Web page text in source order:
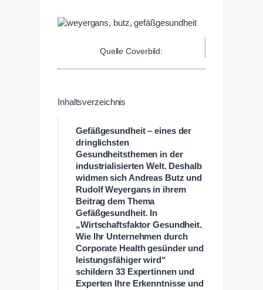
Quelle Coverbild:
Inhaltsverzeichnis
Gefäßgesundheit – eines der
dringlichsten
Gesundheitsthemen in der
industrialisierten Welt. Deshalb
widmen sich Andreas Butz und
Rudolf Weyergans in ihrem
Beitrag dem Thema
Gefäßgesundheit. In
„Wirtschaftsfaktor Gesundheit.
Wie Ihr Unternehmen durch
Corporate Health gesünder und
leistungsfähiger wird“
schildern 33 Expertinnen und
Experten Ihre Erkenntnisse und